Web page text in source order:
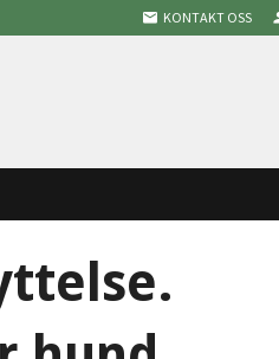
KONTAKT OSS